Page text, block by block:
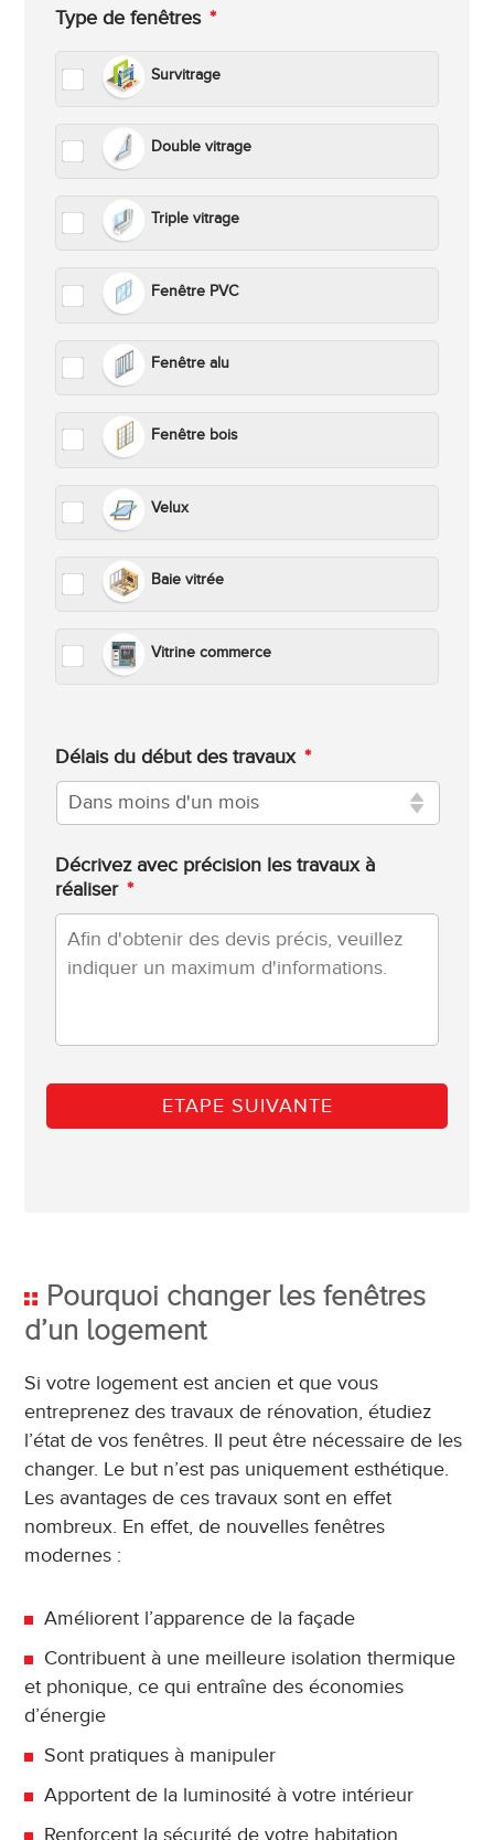
Type de fenêtres *
Survitrage
Double vitrage
Triple vitrage
Fenêtre PVC
Fenêtre alu
Fenêtre bois
Velux
Baie vitrée
Vitrine commerce
Délais du début des travaux *
Décrivez avec précision les travaux à
réaliser *
Pourquoi changer les fenêtres
d’un logement
Si votre logement est ancien et que vous
entreprenez des travaux de rénovation, étudiez
l’état de vos fenêtres. Il peut être nécessaire de les
changer. Le but n’est pas uniquement esthétique.
Les avantages de ces travaux sont en effet
nombreux. En effet, de nouvelles fenêtres
modernes :
Améliorent l’apparence de la façade
Contribuent à une meilleure isolation thermique
et phonique, ce qui entraîne des économies
d’énergie
Sont pratiques à manipuler
Apportent de la luminosité à votre intérieur
Renforcent la sécurité de votre habitation